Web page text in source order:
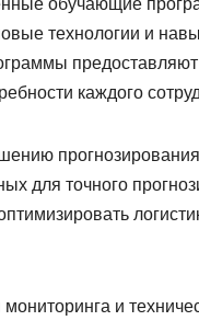
обучающие
технологии и
каждого
для точного
и